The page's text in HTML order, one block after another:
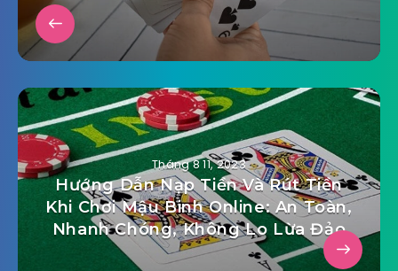
Tháng 8 11, 2023
Hướng Dẫn Nạp Tiền Và Rút Tiền
Khi Chơi Mậu Binh Online: An Toàn,
Nhanh Chóng, Không Lo Lừa Đảo